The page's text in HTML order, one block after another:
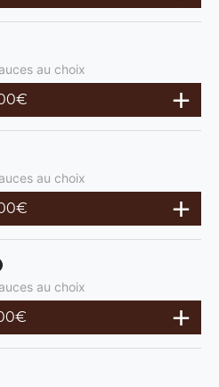
au choix
€
au choix
€
au choix
€